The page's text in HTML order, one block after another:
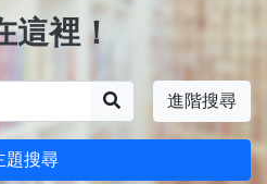
這裡！
進階搜尋
題搜尋